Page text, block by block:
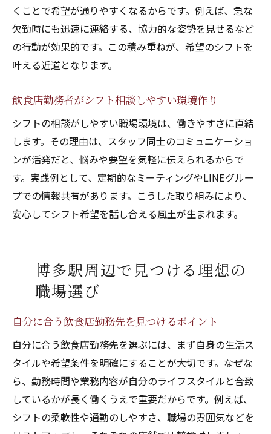
くことで希望が通りやすくなるからです。例えば、急な
欠勤時にも迅速に連絡する、協力的な姿勢を見せるなど
の行動が効果的です。この積み重ねが、希望のシフトを
叶える近道となります。
飲食店勤務者がシフト相談しやすい環境作り
シフトの相談がしやすい職場環境は、働きやすさに直結
します。その理由は、スタッフ同士のコミュニケーショ
ンが活発だと、悩みや要望を気軽に伝えられるからで
す。実践例として、定期的なミーティングやLINEグルー
プでの情報共有があります。こうした取り組みにより、
安心してシフト希望を話し合える風土が生まれます。
博多駅周辺で見つける理想の
職場選び
自分に合う飲食店勤務先を見つけるポイント
自分に合う飲食店勤務先を選ぶには、まず自身の生活ス
タイルや希望条件を明確にすることが大切です。なぜな
ら、勤務時間や業務内容が自分のライフスタイルと合致
しているかが長く働くうえで重要だからです。例えば、
シフトの柔軟性や通勤のしやすさ、職場の雰囲気などを